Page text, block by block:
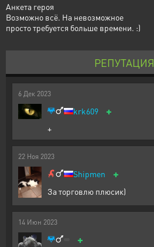
Анкета героя
Возможно всё. На невозможное
просто требуется больше времени. :)
РЕПУТАЦИЯ
6 Дек 2023
krk609 +
+
22 Ноя 2023
Shipmen +
За торговлю плюсик)
14 Июн 2023
+